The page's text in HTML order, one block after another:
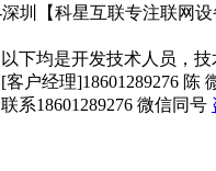
以下均是开发技术人员，技
[客户经理]18601289276 陈
联系18601289276 微信同号